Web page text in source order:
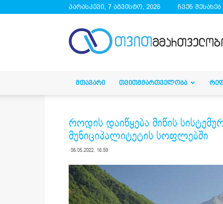
პარასკევი, 7 აგვისტო, 2026 ჩვენ შესახებ
ᲛᲗᲐᲕᲐᲠᲘ ᲗᲕᲘᲗᲛᲛᲐᲠᲗᲕᲔᲚᲝᲑᲐ
როდის დაიწყება მიწის
მუნიციპალიტეტის სოფლებში
06.05.2022. 16:59